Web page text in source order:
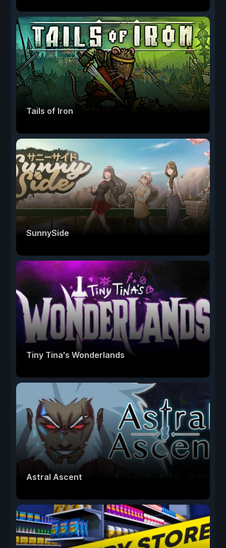
Tails of Iron
SunnySide
Tiny Tina's Wonderlands
Astral Ascent